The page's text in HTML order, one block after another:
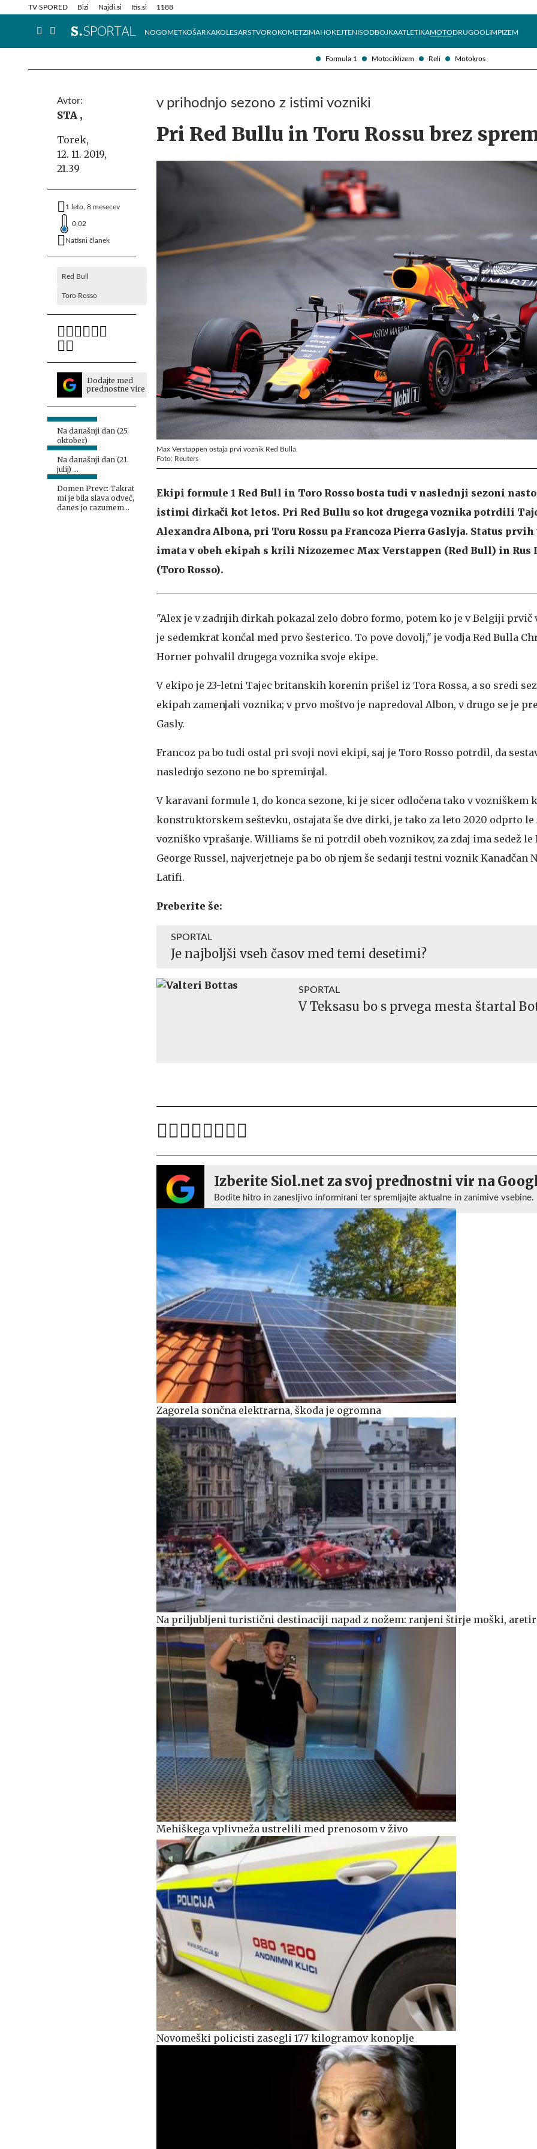
Formula 1 Motociklizem Reli Motokros
TV SPORED Bizi Najdi.si Itis.si 1188
NOGOMETKOŠARKAKOLESARSTVOROKOMETZIMAHOKEJTENISODBOJKAATLETIKAMOTODRUGOOLIMPIZEM
Info in obvestila Tehnik
Avtor:
STA ,
Torek,
12. 11. 2019,
21.39
1 leto, 8 mesecev
0,02
Natisni članek
Red Bull
Toro Rosso
Dodajte med
prednostne vire
Na današnji dan (25.
oktober)
Na današnji dan (21.
julij) …
Domen Prevc: Takrat
mi je bila slava odveč,
danes jo razumem
v prihodnjo sezono z istimi vozniki
Pri Red Bullu in Toru Rossu brez
Max Verstappen ostaja prvi voznik Red Bulla.
Foto: Reuters
Ekipi formule 1 Red Bull in Toro Rosso bosta tudi v naslednji sezoni
istimi dirkači kot letos. Pri Red Bullu so kot drugega voznika potrdili
Alexandra Albona, pri Toru Rossu pa Francoza Pierra Gaslyja. Status
imata v obeh ekipah s krili Nizozemec Max Verstappen (Red Bull) in Rus
(Toro Rosso).
"Alex je v zadnjih dirkah pokazal zelo dobro formo, potem ko je v Belgiji prvič
je sedemkrat končal med prvo šesterico. To pove dovolj," je vodja Red Bulla
Horner pohvalil drugega voznika svoje ekipe.
V ekipo je 23-letni Tajec britanskih korenin prišel iz Tora Rossa, a so sredi
ekipah zamenjali voznika; v prvo moštvo je napredoval Albon, v drugo se je
Gasly.
Francoz pa bo tudi ostal pri svoji novi ekipi, saj je Toro Rosso potrdil, da
naslednjo sezono ne bo spreminjal.
V karavani formule 1, do konca sezone, ki je sicer odločena tako v vozniškem
konstruktorskem seštevku, ostajata še dve dirki, je tako za leto 2020 odprto le
vozniško vprašanje. Williams še ni potrdil obeh voznikov, za zdaj ima sedež le
George Russel, najverjetneje pa bo ob njem še sedanji testni voznik Kanadčan
Latifi.
Preberite še:
SPORTAL
Je najboljši vseh časov med temi desetimi?
SPORTAL
V Teksasu bo s prvega mesta štartal
Izberite Siol.net za svoj prednostni vir na
Bodite hitro in zanesljivo informirani ter spremljajte aktualne in zanimive vsebine.
Zagorela sončna elektrarna, škoda je ogromna
Na priljubljeni turistični destinaciji napad z nožem: ranjeni štirje moški,
Mehiškega vplivneža ustrelili med prenosom v živo
Novomeški policisti zasegli 177 kilogramov konoplje